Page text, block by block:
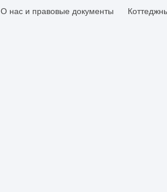
О нас и правовые документы